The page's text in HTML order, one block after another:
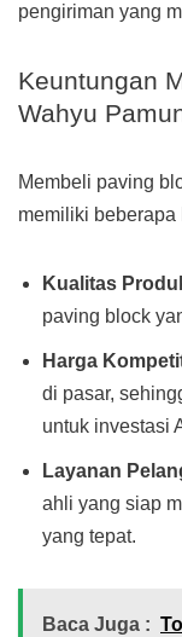
pengiriman yang
Keuntungan
Wahyu
Membeli paving
memiliki beberapa
Kualitas
paving block
Harga
di pasar,
untuk investasi
Layanan
ahli yang siap
yang tepat.
Baca Juga :